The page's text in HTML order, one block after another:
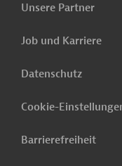
Subsahara-Afrika
2027
Weitere
Unsere Partner
Job und Karriere
Datenschutz
Cookie-
Barrierefreiheit